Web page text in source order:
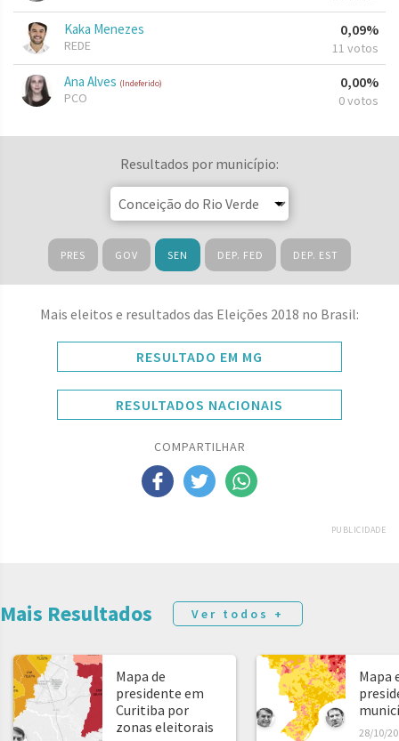
Kaka Menezes
REDE
0,09%
11 votos
Ana Alves (Indeferido)
PCO
0,00%
0 votos
Resultados por município:
PRES GOV SEN DEP. FED DEP. EST
Mais eleitos e resultados das Eleições 2018 no Brasil:
RESULTADO EM MG
RESULTADOS NACIONAIS
COMPARTILHAR
PUBLICIDADE
Mais Resultados Ver todos +
Mapa de
presidente em
Curitiba por
zonas eleitorais
Mapa
28/10/